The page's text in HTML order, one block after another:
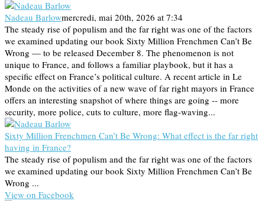
Nadeau Barlowmercredi, mai 20th, 2026 at 7:34
The steady rise of populism and the far right was one of the factors
we examined updating our book Sixty Million Frenchmen Can’t Be
Wrong — to be released December 8. The phenomenon is not
unique to France, and follows a familiar playbook, but it has a
specific effect on France’s political culture. A recent article in Le
Monde on the activities of a new wave of far right mayors in France
offers an interesting snapshot of where things are going -- more
security, more police, cuts to culture, more flag-waving...
Sixty Million Frenchmen Can’t Be Wrong: What effect is the far right
having in France?
The steady rise of populism and the far right was one of the factors
we examined updating our book Sixty Million Frenchmen Can’t Be
Wrong ...
View on Facebook